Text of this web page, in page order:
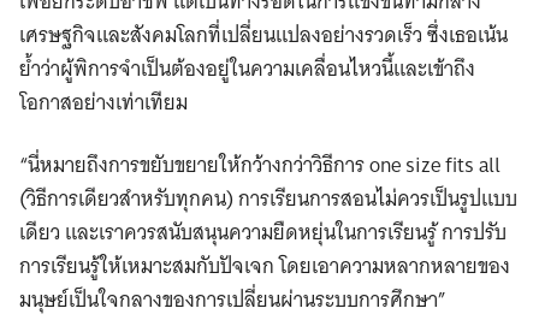
เศรษฐกิจและสังคมโลกที่เปลี่ยนแปลงอย่างรวดเร็ว ซึ่งเธอเน้น
ย้ำว่าผู้พิการจำเป็นต้องอยู่ในความเคลื่อนไหวนี้และเข้าถึง
โอกาสอย่างเท่าเทียม
“นี่หมายถึงการขยับขยายให้กว้างกว่าวิธีการ one size fits all
(วิธีการเดียวสำหรับทุกคน) การเรียนการสอนไม่ควรเป็นรูปแบบ
เดียว และเราควรสนับสนุนความยืดหยุ่นในการเรียนรู้ การปรับ
การเรียนรู้ให้เหมาะสมกับปัจเจก โดยเอาความหลากหลายของ
มนุษย์เป็นใจกลางของการเปลี่ยนผ่านระบบการศึกษา”